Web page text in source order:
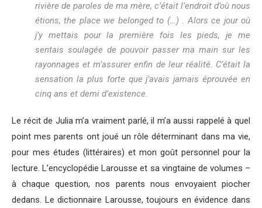
rivière de paroles de ma mère, c’était l’endroit d’où nous
étions, the place we belonged to (…) . Alors ce jour où
j’y mettais pour la première fois les pieds, je me
sentais soulagée de pouvoir passer ma main sur les
rayonnages et m’assurer enfin de leur réalité. C’était la
sensation la plus forte que j’avais jamais éprouvée en
cinq ans et demi d’existence.
Le récit de Julia m’a vraiment parlé, il m’a aussi rappelé à quel
point mes parents ont joué un rôle déterminant dans ma vie,
pour mes études (littéraires) et mon goût personnel pour la
lecture. L’encyclopédie Larousse et sa vingtaine de volumes –
à chaque question, nos parents nous envoyaient piocher
dedans. Le dictionnaire Larousse, toujours en évidence dans